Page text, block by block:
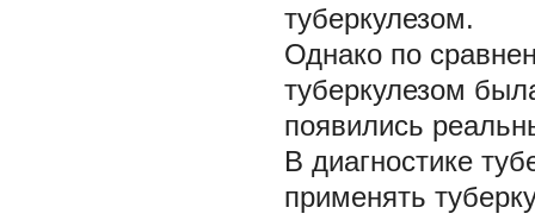
туберкулезом.
Однако по
туберкулезом
появились
В диагностике
применять